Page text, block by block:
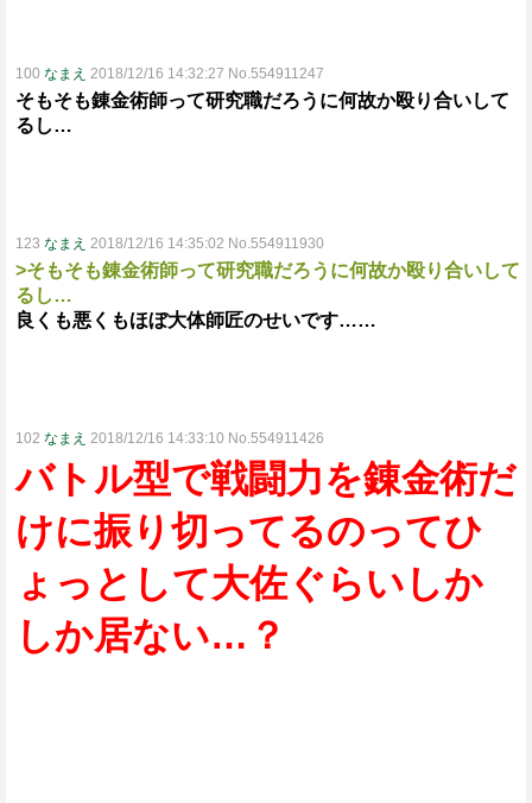
100 なまえ 2018/12/16 14:32:27 No.554911247
そもそも錬金術師って研究職だろうに何故か殴り合いして
るし…
123 なまえ 2018/12/16 14:35:02 No.554911930
>そもそも錬金術師って研究職だろうに何故か殴り合いして
るし…
良くも悪くもほぼ大体師匠のせいです……
102 なまえ 2018/12/16 14:33:10 No.554911426
バトル型で戦闘力を錬金術だ
けに振り切ってるのってひ
ょっとして大佐ぐらいしか
しか居ない…？